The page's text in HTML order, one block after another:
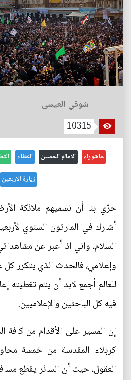
شوقي العيسى
10315
عاشوراء الامام الحسين العطاء
زيارة الاربعين
حرّي بنا أن نسميهم ملائكة
أشارك في المارثون السنوي
السلام، واني اذ أعبر عن
وإعلامي، فالحدث الذي يتكرر
للعالم أجمع لابد أن يتم تغطيته
فيه كل الباحثين والإعلاميين.
إن المسير على الأقدام من كافة
كربلاء المقدسة من خمسة